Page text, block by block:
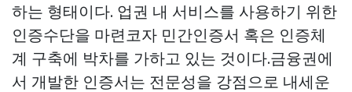
하는 형태이다. 업권 내 서비스를 사용하기 위한
인증수단을 마련코자 민간인증서 혹은 인증체
계 구축에 박차를 가하고 있는 것이다.금융권에
서 개발한 인증서는 전문성을 강점으로 내세운